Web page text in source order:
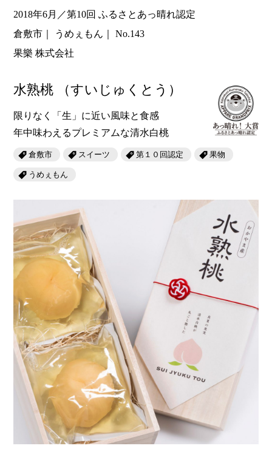
2018年6月／第10回 ふるさとあっ晴れ認定
倉敷市
うめぇもん
No.143
果樂 株式会社
水熟桃 （すいじゅくとう）
限りなく「生」に近い風味と食感
年中味わえるプレミアムな清水白桃
倉敷市 スイーツ 第１０回認定 果物
うめぇもん